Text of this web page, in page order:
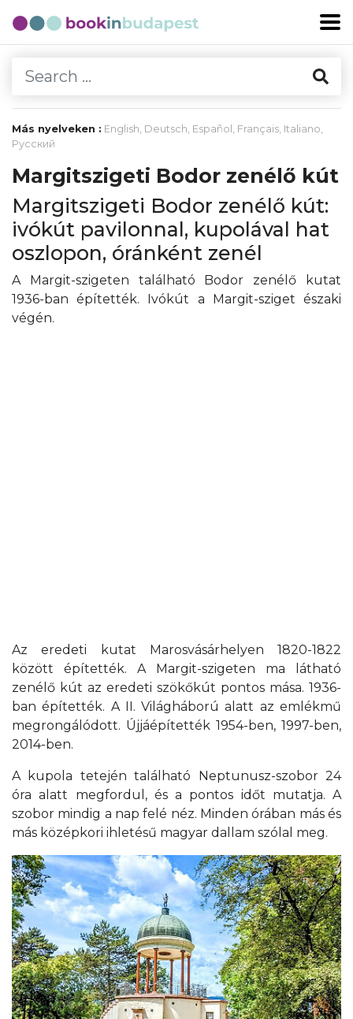
Más nyelveken : English, Deutsch, Español , Français, Italiano,
Русский
Margitszigeti Bodor zenélő kút
Margitszigeti Bodor zenélő kút:
ivókút pavilonnal, kupolával hat
oszlopon, óránként zenél
A Margit-szigeten található Bodor zenélő kutat
1936-ban építették. Ivókút a Margit-sziget északi
végén.
Az eredeti kutat Marosvásárhelyen 1820-1822
között építették. A Margit-szigeten ma látható
zenélő kút az eredeti szökőkút pontos mása. 1936-
ban építették. A II. Világháború alatt az emlékmű
megrongálódott. Újjáépítették 1954-ben, 1997-ben,
2014-ben.
A kupola tetején található Neptunusz-szobor 24
óra alatt megfordul, és a pontos időt mutatja. A
szobor mindig a nap felé néz. Minden órában más és
más középkori ihletésű magyar dallam szólal meg.